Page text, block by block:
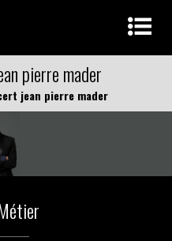
pierre mader
jean pierre mader